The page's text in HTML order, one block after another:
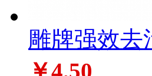
雕牌强效去